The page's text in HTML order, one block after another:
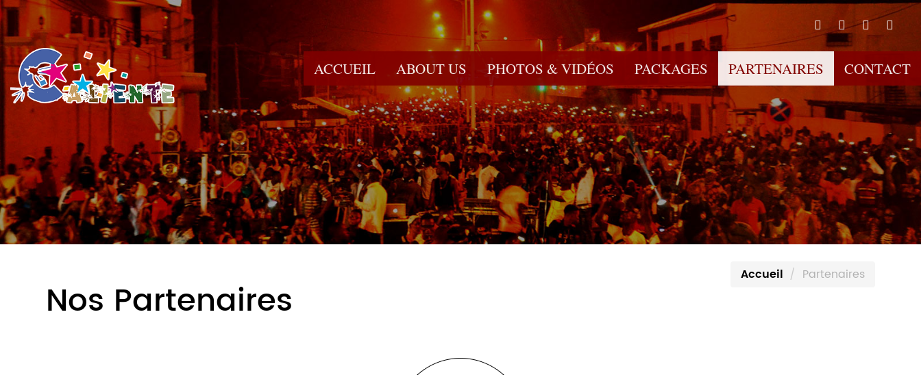
ACCUEIL ABOUT US PHOTOS & VIDÉOS PACKAGES PARTENAIRES CONTACT
Nos Partenaires
Accueil Partenaires